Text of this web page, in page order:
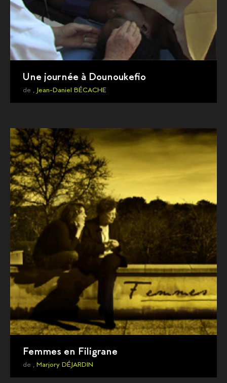
Une journée à Dounoukefio
de , Jean-Daniel BÉCACHE
Femmes en Filigrane
de , Marjory DÉJARDIN